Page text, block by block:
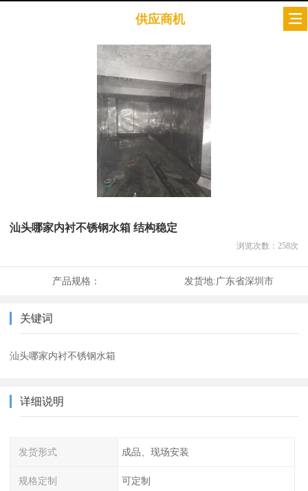
供应商机
汕头哪家内衬不锈钢水箱 结构稳定
浏览次数： 258次
产品规格： 发货地:广东省深圳市
关键词
汕头哪家内衬不锈钢水箱
详细说明
发货形式 成品、现场安装
规格定制 可定制